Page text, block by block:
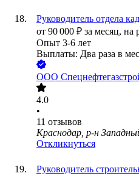
Руководитель отдела
от 90 000 ₽ за месяц, на
Опыт 3-6 лет
Выплаты: Два раза в
ООО
4.0
•
11 отзывов
Краснодар, р-н
Откликнуться
Руководитель